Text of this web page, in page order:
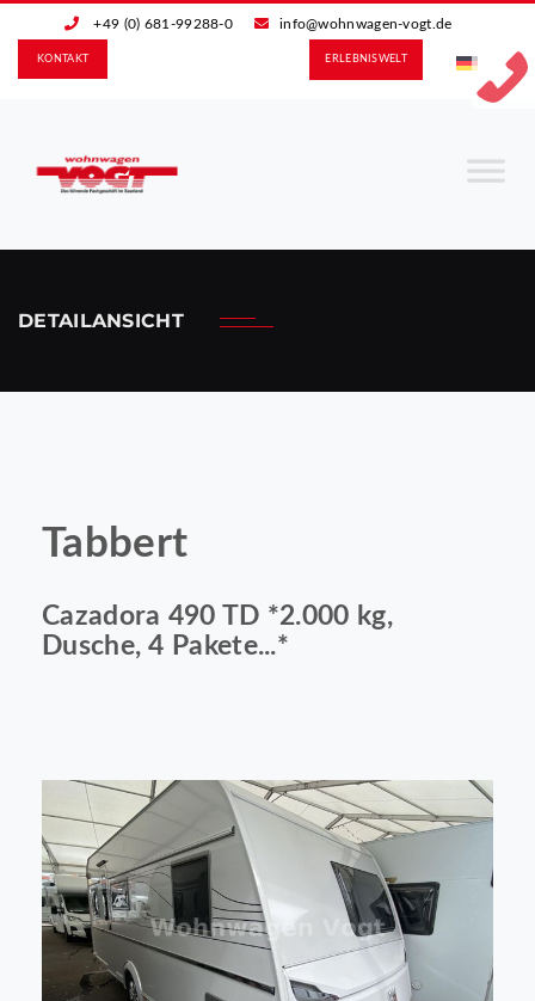
+49 (0) 681-99288-0 info@wohnwagen-vogt.de
ERLEBNIS­WELT
KONTAKT
DETAILANSICHT
Tabbert
Cazadora 490 TD *2.000 kg,
Dusche, 4 Pakete...*